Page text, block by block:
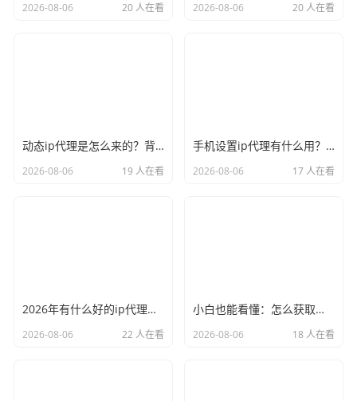
2026-08-06 20 人在看 2026-08-06 20 人在看
动态ip代理是怎么来的？背后的原理比你想象的精彩
2026-08-06 19 人在看
手机设置ip代理有什么用？不只是改定位那么简单
2026-08-06 17 人在看
2026年有什么好的ip代理软件？亲测后我只推荐这几个
2026-08-06 22 人在看
小白也能看懂：怎么获取代理ip和端口号，一步步教会你
2026-08-06 18 人在看